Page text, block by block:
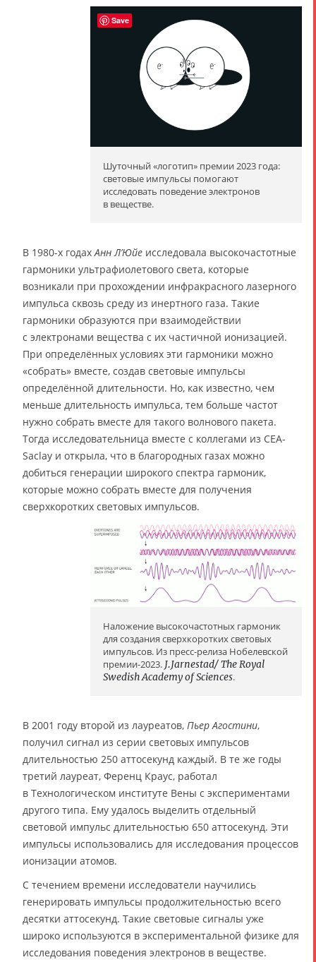
Шуточный «логотип» премии 2023 года:
световые импульсы помогают
исследовать поведение электронов
в веществе.
В 1980-х годах Анн Л’Юйе исследовала высокочастотные
гармоники ультрафиолетового света, которые
возникали при прохождении инфракрасного лазерного
импульса сквозь среду из инертного газа. Такие
гармоники образуются при взаимодействии
с электронами вещества с их частичной ионизацией.
При определённых условиях эти гармоники можно
«собрать» вместе, создав световые импульсы
определённой длительности. Но, как известно, чем
меньше длительность импульса, тем больше частот
нужно собрать вместе для такого волнового пакета.
Тогда исследовательница вместе с коллегами из CEA-
Saclay и открыла, что в благородных газах можно
добиться генерации широкого спектра гармоник,
которые можно собрать вместе для получения
сверхкоротких световых импульсов.
Наложение высокочастотных гармоник
для создания сверхкоротких световых
импульсов. Из пресс-релиза Нобелевской
премии-2023. J.Jarnestad/ The Royal
Swedish Academy of Sciences.
В 2001 году второй из лауреатов, Пьер Агостини,
получил сигнал из серии световых импульсов
длительностью 250 аттосекунд каждый. В те же годы
третий лауреат, Ференц Краус, работал
в Технологическом институте Вены с экспериментами
другого типа. Ему удалось выделить отдельный
световой импульс длительностью 650 аттосекунд. Эти
импульсы использовались для исследования процессов
ионизации атомов.
С течением времени исследователи научились
генерировать импульсы продолжительностью всего
десятки аттосекунд. Такие световые сигналы уже
широко используются в экспериментальной физике для
исследования поведения электронов в веществе.
Save